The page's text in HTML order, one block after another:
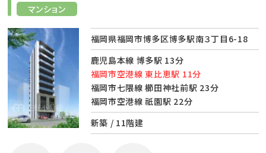
マンション
福岡県福岡市博多区博多駅南３丁目6-18
鹿児島本線 博多駅 13分
福岡市空港線 東比恵駅 11分
福岡市七隈線 櫛田神社前駅 23分
福岡市空港線 祇園駅 22分
新築 / 11階建